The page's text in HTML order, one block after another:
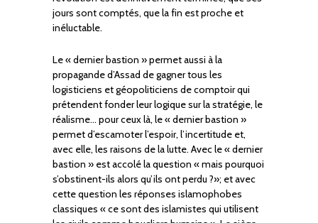
jours sont comptés, que la fin est proche et
inéluctable.
Le « dernier bastion » permet aussi à la
propagande d’Assad de gagner tous les
logisticiens et géopoliticiens de comptoir qui
prétendent fonder leur logique sur la stratégie, le
réalisme… pour ceux là, le « dernier bastion »
permet d’escamoter l’espoir, l’incertitude et,
avec elle, les raisons de la lutte. Avec le « dernier
bastion » est accolé la question « mais pourquoi
s’obstinent-ils alors qu’ils ont perdu ?»; et avec
cette question les réponses islamophobes
classiques « ce sont des islamistes qui utilisent